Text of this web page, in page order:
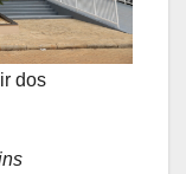
dos